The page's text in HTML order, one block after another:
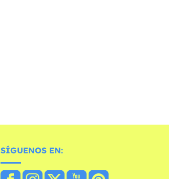
SÍGUENOS EN: